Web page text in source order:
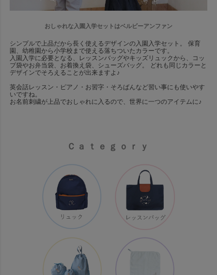
おしゃれな入園入学セットはベルビーアンファン
シンプルで上品だから長く使えるデザインの入園入学セット。 保育
園、幼稚園から小学校まで使える落ちついたカラーです。
入園入学に必要となる、レッスンバッグやキッズリュックから、コッ
プ袋やお弁当袋、お着換え袋、シューズバッグ。 どれも同じカラーと
デザインでそろえることが出来ますよ♪
英会話レッスン・ピアノ・お習字・そろばんなど習い事にも使いやす
いですね。
お名前刺繍が上品でおしゃれに入るので、世界に一つのアイテムに♪
Ｃａｔｅｇｏｒｙ